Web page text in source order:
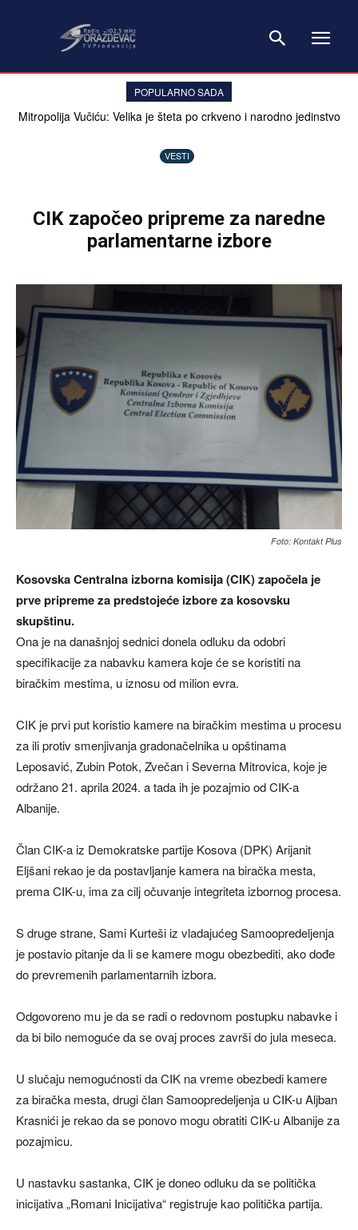
POPULARNO SADA
Mitropolija Vučiću: Velika je šteta po crkveno i narodno jedinstvo
VESTI
CIK započeo pripreme za naredne
parlamentarne izbore
Foto: Kontakt Plus
Kosovska Centralna izborna komisija (CIK) započela je
prve pripreme za predstojeće izbore za kosovsku
skupštinu.
Ona je na današnjoj sednici donela odluku da odobri
specifikacije za nabavku kamera koje će se koristiti na
biračkim mestima, u iznosu od milion evra.
CIK je prvi put koristio kamere na biračkim mestima u procesu
za ili protiv smenjivanja gradonačelnika u opštinama
Leposavić, Zubin Potok, Zvečan i Severna Mitrovica, koje je
održano 21. aprila 2024. a tada ih je pozajmio od CIK-a
Albanije.
Član CIK-a iz Demokratske partije Kosova (DPK) Arijanit
Eljšani rekao je da postavljanje kamera na biračka mesta,
prema CIK-u, ima za cilj očuvanje integriteta izbornog procesa.
S druge strane, Sami Kurteši iz vladajućeg Samoopredeljenja
je postavio pitanje da li se kamere mogu obezbediti, ako dođe
do prevremenih parlamentarnih izbora.
Odgovoreno mu je da se radi o redovnom postupku nabavke i
da bi bilo nemoguće da se ovaj proces završi do jula meseca.
U slučaju nemogućnosti da CIK na vreme obezbedi kamere
za biračka mesta, drugi član Samoopredeljenja u CIK-u Aljban
Krasnići je rekao da se ponovo mogu obratiti CIK-u Albanije za
pozajmicu.
U nastavku sastanka, CIK je doneo odluku da se politička
inicijativa „Romani Inicijativa“ registruje kao politička partija.